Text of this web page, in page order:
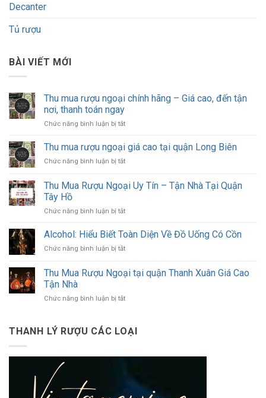
Decanter
Tủ rượu
BÀI VIẾT MỚI
Thu mua rượu ngoại chính hãng – Giá cao, đến tận
nơi, thanh toán ngay
Chức năng bình luận bị tắtở
mua
rượu
ngoại
hãng
cao,
tận
ngay
Thu mua rượu ngoại giá cao tại quận Long Biên
Chức năng bình luận bị tắtở
mua
rượu
giá
tại
Long
Thu Mua Rượu Ngoại Uy Tín – Tận Nhà Tại Quận
Tây Hồ
Chức năng bình luận bị tắtở
Mua
Ngoại
Tín
Nhà
Tây
Alcohol: Hiểu Biết Toàn Diện Về Đồ Uống Có Cồn
Chức năng bình luận bị tắtở
Hiểu
Biết
Diện
Uống
Thu Mua Rượu Ngoại tại quận Thanh Xuân Giá Cao
Tận Nhà
Chức năng bình luận bị tắtở
Rượu
Ngoại
quận
THANH LÝ RƯỢU CÁC LOẠI